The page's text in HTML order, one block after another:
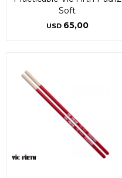
Soft
USD 65,00